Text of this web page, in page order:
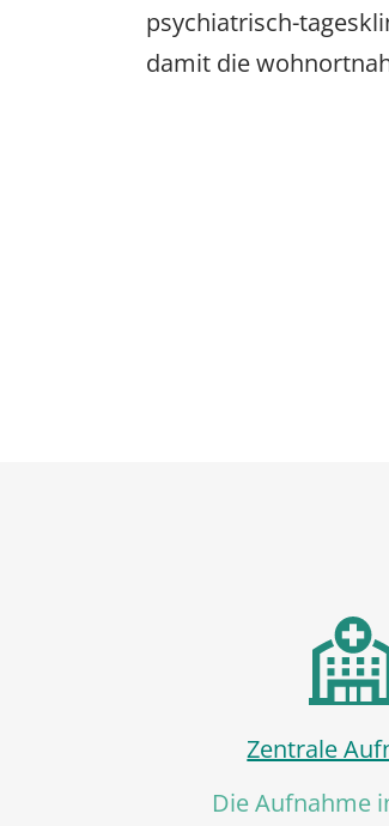
psychiatrisch-
damit die
Zentrale
Die Aufnahme